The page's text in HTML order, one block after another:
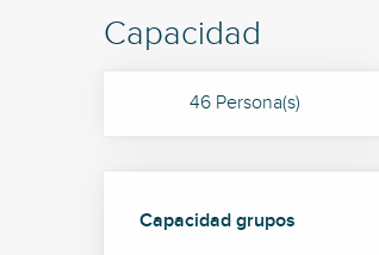
Capacidad
46 Persona(s)
Capacidad grupos
Capacidad grupos